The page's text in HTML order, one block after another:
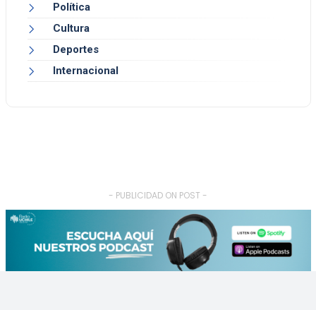
Política
Cultura
Deportes
Internacional
- PUBLICIDAD ON POST -